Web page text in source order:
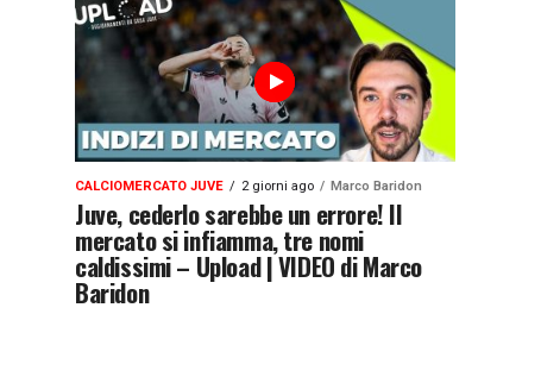
CALCIOMERCATO JUVE 2 giorni ago Marco Baridon
Juve, cederlo sarebbe un errore! Il
mercato si infiamma, tre nomi
caldissimi – Upload | VIDEO di Marco
Baridon